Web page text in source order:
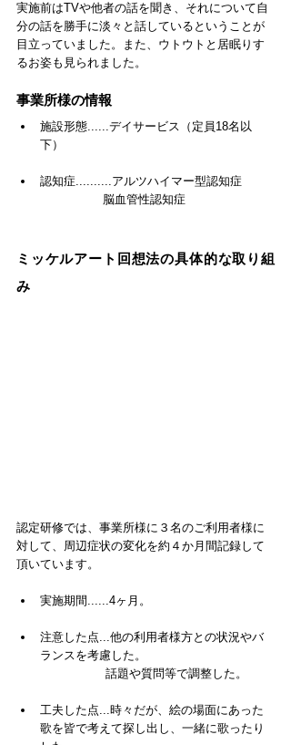
実施前はTVや他者の話を聞き、それについて自
分の話を勝手に淡々と話しているということが
目立っていました。また、ウトウトと居眠りす
るお姿も見られました。
事業所様の情報
施設形態......​デイサービス（定員18名以
下）
認知症..........​アルツハイマー型認知症
脳血管性認知症
ミッケルアート回想法の具体的な取り組
み
認定研修では、事業所様に３名のご利用者様に
対して、周辺症状の変化を約４か月間記録して
頂いています。
実施期間......4ヶ月。
注意した点...他の利用者様方との状況やバ
ランスを考慮した。
                  話題や質問等で調整した。
工夫した点... 時々だが、絵の場面にあった
歌を皆で考えて探し出し、一緒に歌ったり